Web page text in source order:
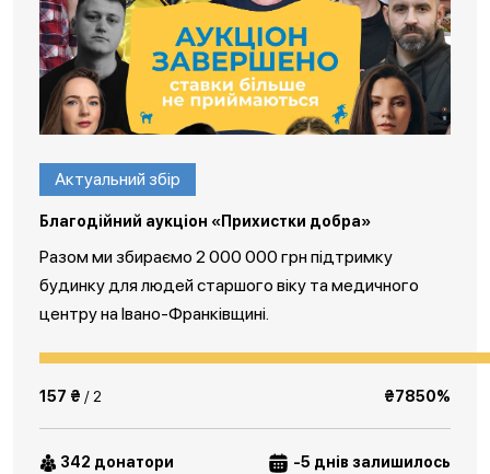
Актуальний збір
Благодійний аукціон «Прихистки добра»
Разом ми збираємо 2 000 000 грн підтримку
будинку для людей старшого віку та медичного
центру на Івано-Франківщині.
157 ₴ / 2 ₴7850%
342 донатори -5 днів залишилось